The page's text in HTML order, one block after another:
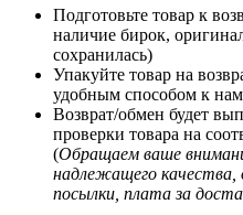
Подготовьте товар к
наличие бирок,
сохранилась)
Упакуйте товар на
удобным способом к
Возврат/обмен будет
проверки товара на
(Обращаем ваше
надлежащего качества,
посылки, плата за